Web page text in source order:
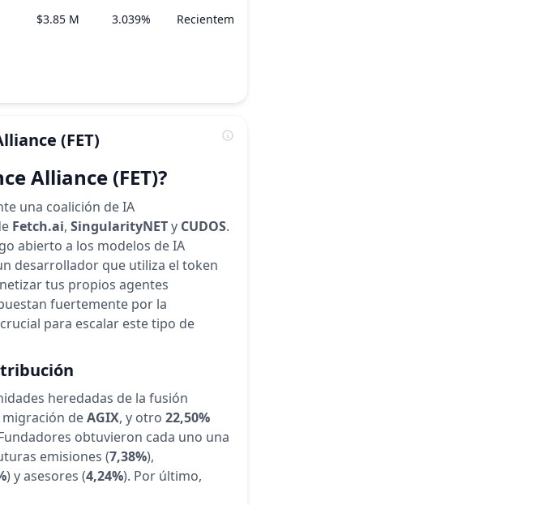
$3.85 M 3.039% Recientemente
(FET)
Alliance (FET)?
una coalición de IA
Fetch.ai, SingularityNETy CUDOS.
abierto a los modelos de IA
desarrollador que utiliza el token
tus propios agentes
fuertemente por la
para escalar este tipo de
heredadas de la fusión
deAGIX, y otro 22,50%
obtuvieron cada uno una
emisiones (7,38%),
) y asesores (4,24%). Por último,